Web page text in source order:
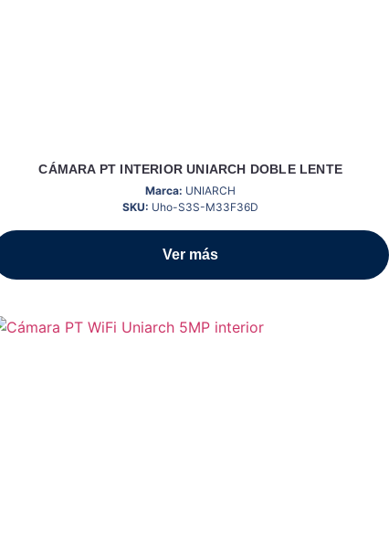
CÁMARA PT INTERIOR UNIARCH DOBLE LENTE
Marca: UNIARCH
SKU: Uho-S3S-M33F36D
Ver más